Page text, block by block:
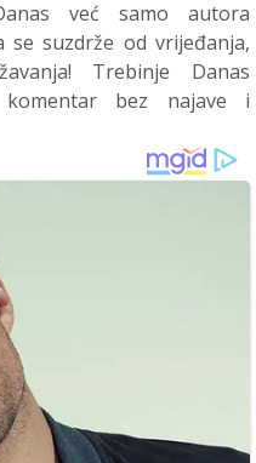
već samo autora
se suzdrže od vrijeđanja,
Trebinje Danas
bez najave i